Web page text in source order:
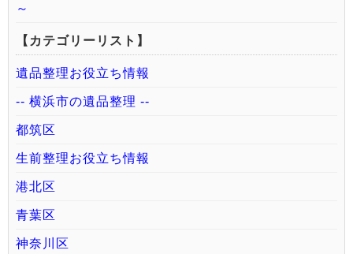
～
【カテゴリーリスト】
遺品整理お役立ち情報
-- 横浜市の遺品整理 --
都筑区
生前整理お役立ち情報
港北区
青葉区
神奈川区